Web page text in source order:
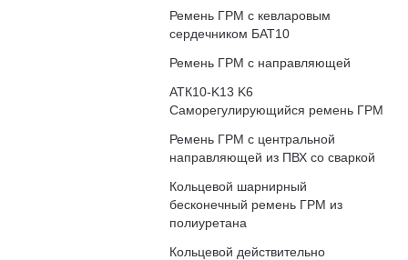
Ремень ГРМ с кевларовым
сердечником БАТ10
Ремень ГРМ с направляющей
АТК10-K13 K6
Саморегулирующийся ремень ГРМ
Ремень ГРМ с центральной
направляющей из ПВХ со сваркой
Кольцевой шарнирный
бесконечный ремень ГРМ из
полиуретана
Кольцевой действительно